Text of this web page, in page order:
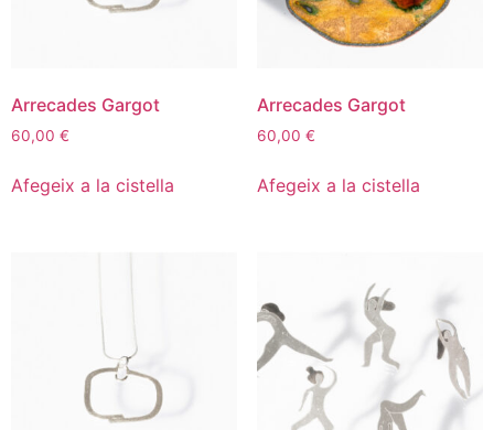
Arrecades Gargot
60,00 €
Afegeix a la cistella
Arrecades Gargot
60,00 €
Afegeix a la cistella